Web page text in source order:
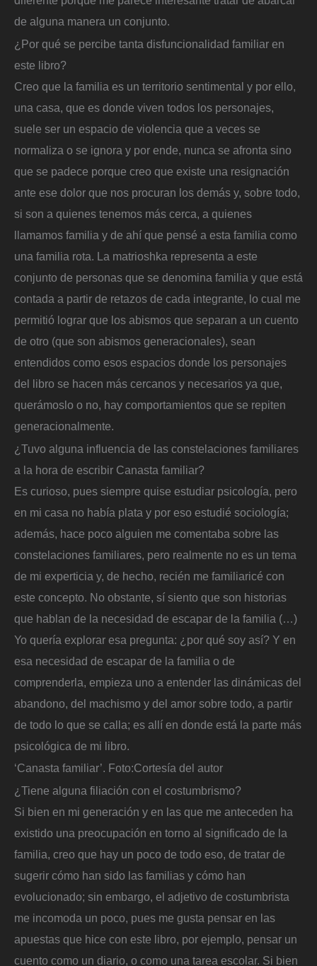
de alguna manera un conjunto.
¿Por qué se percibe tanta disfuncionalidad familiar en
este libro?
Creo que la familia es un territorio sentimental y por ello,
una casa, que es donde viven todos los personajes,
suele ser un espacio de violencia que a veces se
normaliza o se ignora y por ende, nunca se afronta sino
que se padece porque creo que existe una resignación
ante ese dolor que nos procuran los demás y, sobre todo,
si son a quienes tenemos más cerca, a quienes
llamamos familia y de ahí que pensé a esta familia como
una familia rota. La matrioshka representa a este
conjunto de personas que se denomina familia y que está
contada a partir de retazos de cada integrante, lo cual me
permitió lograr que los abismos que separan a un cuento
de otro (que son abismos generacionales), sean
entendidos como esos espacios donde los personajes
del libro se hacen más cercanos y necesarios ya que,
querámoslo o no, hay comportamientos que se repiten
generacionalmente.
¿Tuvo alguna influencia de las constelaciones familiares
a la hora de escribir Canasta familiar?
Es curioso, pues siempre quise estudiar psicología, pero
en mi casa no había plata y por eso estudié sociología;
además, hace poco alguien me comentaba sobre las
constelaciones familiares, pero realmente no es un tema
de mi experticia y, de hecho, recién me familiaricé con
este concepto. No obstante, sí siento que son historias
que hablan de la necesidad de escapar de la familia (…)
Yo quería explorar esa pregunta: ¿por qué soy así? Y en
esa necesidad de escapar de la familia o de
comprenderla, empieza uno a entender las dinámicas del
abandono, del machismo y del amor sobre todo, a partir
de todo lo que se calla; es allí en donde está la parte más
psicológica de mi libro.
‘Canasta familiar’. Foto:Cortesía del autor
¿Tiene alguna filiación con el costumbrismo?
Si bien en mi generación y en las que me anteceden ha
existido una preocupación en torno al significado de la
familia, creo que hay un poco de todo eso, de tratar de
sugerir cómo han sido las familias y cómo han
evolucionado; sin embargo, el adjetivo de costumbrista
me incomoda un poco, pues me gusta pensar en las
apuestas que hice con este libro, por ejemplo, pensar un
cuento como un diario, o como una tarea escolar. Si bien